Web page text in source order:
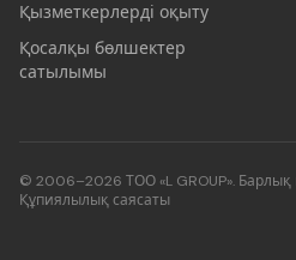
Қызметкерлерді оқыту
Қосалқы бөлшектер
сатылымы
© 2006–2026 ТОО «L GROUP». Барлық
Құпиялылық саясаты